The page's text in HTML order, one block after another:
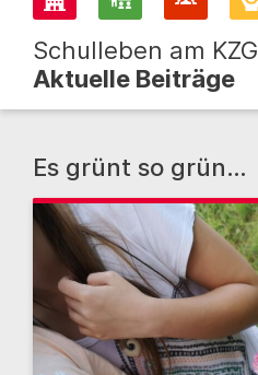
Schulleben am KZG
Aktuelle Beiträge
Es grünt so grün…